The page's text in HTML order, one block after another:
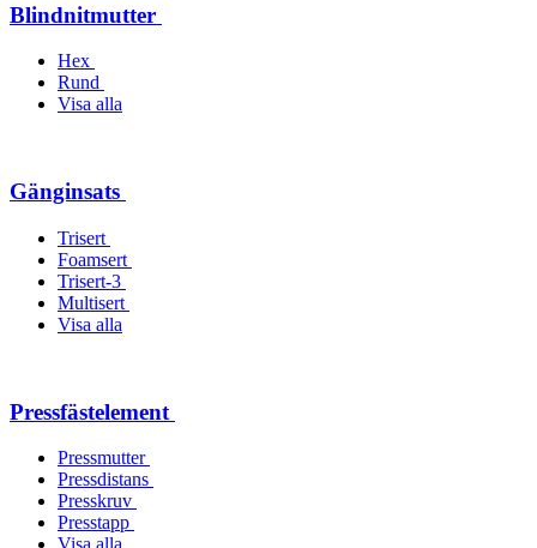
Blindnitmutter
Hex
Rund
Visa alla
Gänginsats
Trisert
Foamsert
Trisert-3
Multisert
Visa alla
Pressfästelement
Pressmutter
Pressdistans
Presskruv
Presstapp